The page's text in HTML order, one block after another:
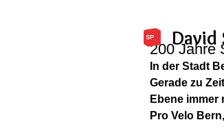
200 Jahre
In der Stadt
Gerade zu
Ebene immer
Pro Velo